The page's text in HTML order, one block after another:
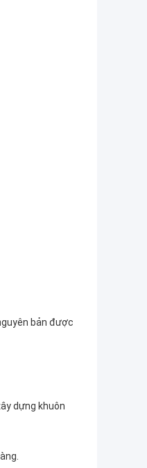
bản được
dựng khuôn